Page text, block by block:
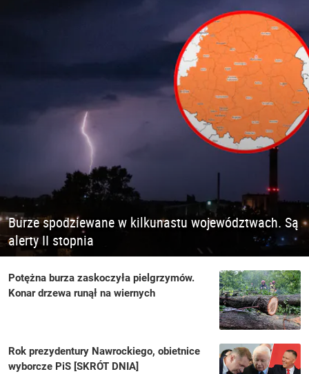
Burze spodziewane w kilkunastu województwach. Są
alerty II stopnia
Potężna burza zaskoczyła pielgrzymów.
Konar drzewa runął na wiernych
Rok prezydentury Nawrockiego, obietnice
wyborcze PiS [SKRÓT DNIA]